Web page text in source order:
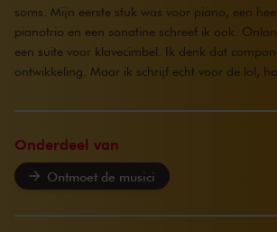
soms. Mijn eerste stuk was voor piano, een
pianotrio en een sonatine schreef ik ook.
een suite voor klavecimbel. Ik denk dat
ontwikkeling. Maar ik schrijf echt voor de lol,
Onderdeel van
Ontmoet de musici